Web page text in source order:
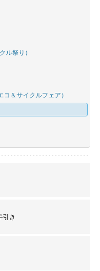
ル祭り）
＆サイクルフェア）
き